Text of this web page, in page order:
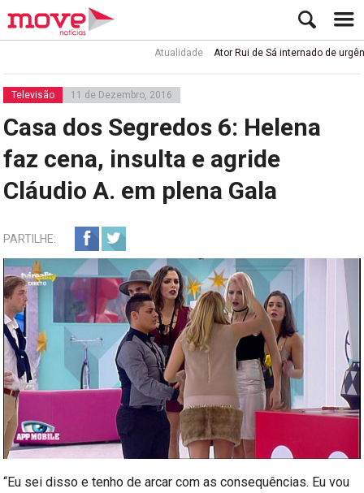
Atualidade Ator Rui de Sá internado de urgência
Televisão 11 de Dezembro, 2016
Casa dos Segredos 6: Helena
faz cena, insulta e agride
Cláudio A. em plena Gala
PARTILHE:
“Eu sei disso e tenho de arcar com as consequências. Eu vou